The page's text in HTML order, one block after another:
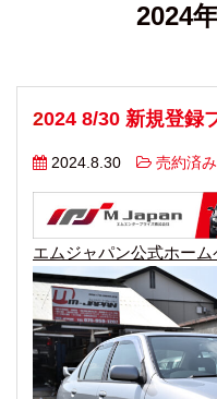
2024
2024 8/30 新規登録
2024.8.30 売約済み
エムジャパン公式ホー